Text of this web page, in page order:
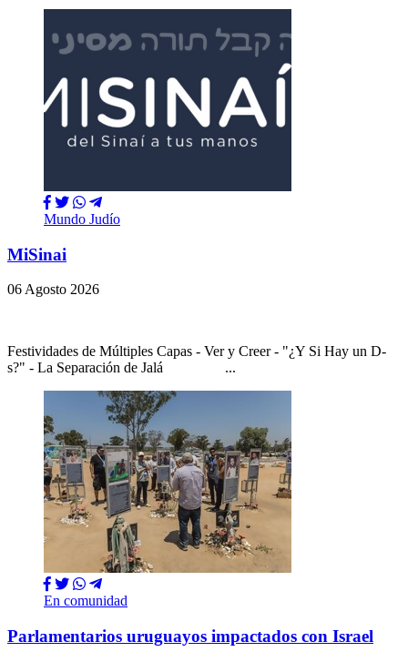
Mundo Judío
MiSinai
06 Agosto 2026
Festividades de Múltiples Capas - Ver y Creer - "¿Y Si Hay un D-
s?" - La Separación de Jalá ...
En comunidad
Parlamentarios uruguayos impactados con Israel